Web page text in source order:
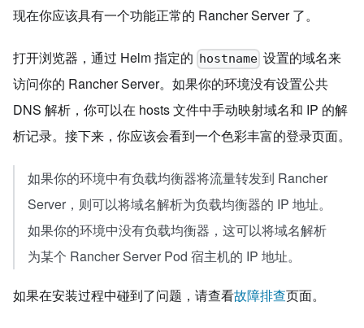
现在你应该具有一个功能正常的 Rancher Server 了。
打开浏览器，通过 Helm 指定的 hostname 设置的域名来
访问你的 Rancher Server。如果你的环境没有设置公共
DNS 解析，你可以在 hosts 文件中手动映射域名和 IP 的解
析记录。接下来，你应该会看到一个色彩丰富的登录页面。
如果你的环境中有负载均衡器将流量转发到 Rancher
Server，则可以将域名解析为负载均衡器的 IP 地址。
如果你的环境中没有负载均衡器，这可以将域名解析
为某个 Rancher Server Pod 宿主机的 IP 地址。
如果在安装过程中碰到了问题，请查看故障排查页面。